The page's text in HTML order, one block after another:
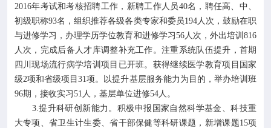
2016年考试和考核招聘工作，新聘工作人员40名，聘任高、中、
初级职称93名，组织推荐各级各类专家和委员194人次，鼓励在职
与进修学习，办理学历学位教育和进修学习56人次，外出培训816
人次，完成后备人才库调整补充工作。注重系统队伍提升，首期
四川现场流行病学培训项目已开班。获得继续医学教育项目国家
级2项和省级项目31项。以提升基层服务能力为目的，举办培训班
96期，接收实习51人，基层单位进修54人。
3.提升科研创新能力。积极申报国家自然科学基金、科技重
大专项、省卫生计生委、省干部保健等科研课题，新增课题15项